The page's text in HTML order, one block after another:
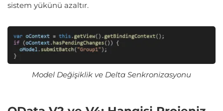
sistem yükünü azaltır.
Model Değişiklik ve Delta Senkronizasyonu